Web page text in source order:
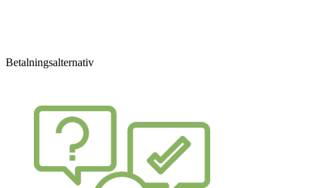
Betalningsalternativ